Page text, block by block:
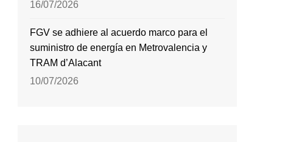
16/07/2026
FGV se adhiere al acuerdo marco para el
suministro de energía en Metrovalencia y
TRAM d’Alacant
10/07/2026